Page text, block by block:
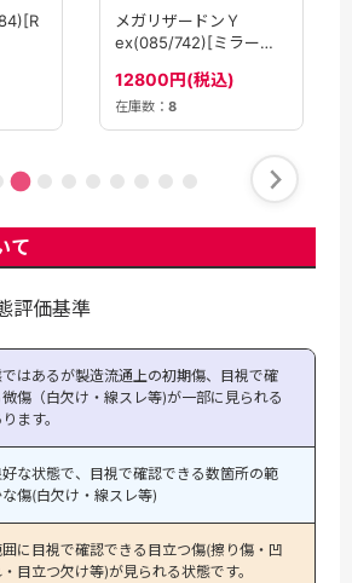
メガリザードンＹ
ex(085/742)[ミラー仕
12800円(税込)
在庫数： 8
て
評価基準
はあるが製造流通上の初期傷、目視で確
傷（白欠け・線スレ等)が一部に見られる
ます。
な状態で、目視で確認できる数箇所の範
な傷(白欠け・線スレ等)
に目視で確認できる目立つ傷(擦り傷・凹
目立つ欠け等)が見られる状態です。